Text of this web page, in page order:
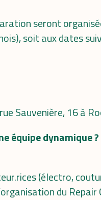
seront
soit aux dates
Sauvenière, 16 à
équipe dynamique
(électro,
du Repair